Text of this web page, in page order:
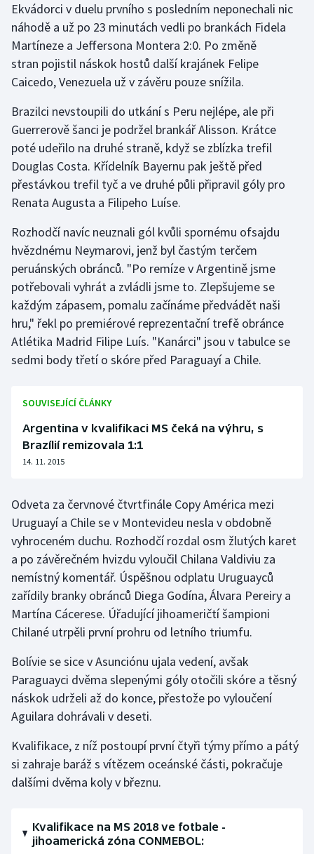
Golf
Gymnastika
Házená
Jezdectví
Judo
Krasobruslení
Lyže a snowboard
Moderní pětiboj
Motorsport
Olympijské hry
Plážový volejbal
Rychlobruslení
Rychlostní kanoistika
Short track
Sportovní střelba
Stolní tenis
Triatlon
Veslování
Vodní slalom
Volejbal
Ostatní
Ekvádorci v duelu prvního s posledním neponechali nic
náhodě a už po 23 minutách vedli po brankách Fidela
Martíneze a Jeffersona Montera 2:0. Po změně
stran pojistil náskok hostů další krajánek Felipe
Caicedo, Venezuela už v závěru pouze snížila.
Brazilci nevstoupili do utkání s Peru nejlépe, ale při
Guerrerově šanci je podržel brankář Alisson. Krátce
poté udeřilo na druhé straně, když se zblízka trefil
Douglas Costa. Křídelník Bayernu pak ještě před
přestávkou trefil tyč a ve druhé půli připravil góly pro
Renata Augusta a Filipeho Luíse.
Rozhodčí navíc neuznali gól kvůli spornému ofsajdu
hvězdnému Neymarovi, jenž byl častým terčem
peruánských obránců. "Po remíze v Argentině jsme
potřebovali vyhrát a zvládli jsme to. Zlepšujeme se
každým zápasem, pomalu začínáme předvádět naši
hru," řekl po premiérové reprezentační trefě obránce
Atlétika Madrid Filipe Luís. "Kanárci" jsou v tabulce se
sedmi body třetí o skóre před Paraguayí a Chile.
SOUVISEJÍCÍ ČLÁNKY
Argentina v kvalifikaci MS čeká na výhru, s
Brazílií remizovala 1:1
14. 11. 2015
Odveta za červnové čtvrtfinále Copy América mezi
Uruguayí a Chile se v Montevideu nesla v obdobně
vyhroceném duchu. Rozhodčí rozdal osm žlutých karet
a po závěrečném hvizdu vyloučil Chilana Valdiviu za
nemístný komentář. Úspěšnou odplatu Uruguayců
zařídily branky obránců Diega Godína, Álvara Pereiry a
Martína Cácerese. Úřadující jihoameričtí šampioni
Chilané utrpěli první prohru od letního triumfu.
Bolívie se sice v Asunciónu ujala vedení, avšak
Paraguayci dvěma slepenými góly otočili skóre a těsný
náskok udrželi až do konce, přestože po vyloučení
Aguilara dohrávali v deseti.
Kvalifikace, z níž postoupí první čtyři týmy přímo a pátý
si zahraje baráž s vítězem oceánské části, pokračuje
dalšími dvěma koly v březnu.
Kvalifikace na MS 2018 ve fotbale -
jihoamerická zóna CONMEBOL: